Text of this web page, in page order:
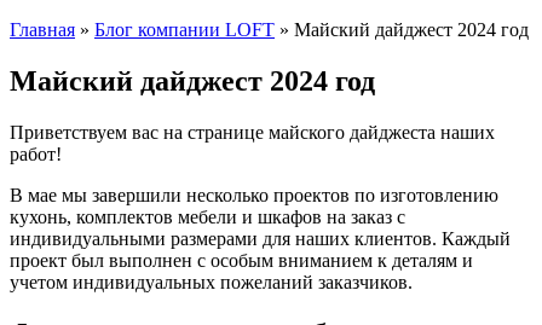
Главная » Блог компании LOFT » Майский дайджест 2024 год
Майский дайджест 2024 год
Приветствуем вас на странице майского дайджеста наших
работ!
В мае мы завершили несколько проектов по изготовлению
кухонь, комплектов мебели и шкафов на заказ с
индивидуальными размерами для наших клиентов. Каждый
проект был выполнен с особым вниманием к деталям и
учетом индивидуальных пожеланий заказчиков.